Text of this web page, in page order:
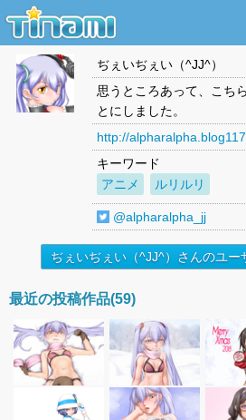
ぢぇいぢぇい（^JJ^）
思うところあって、こち
とにしました。
http://
キーワード
アニメ
ルリルリ
@alpharalpha_jj
ぢぇいぢぇい（^JJ^）さんのユー
最近の投稿作品(59)